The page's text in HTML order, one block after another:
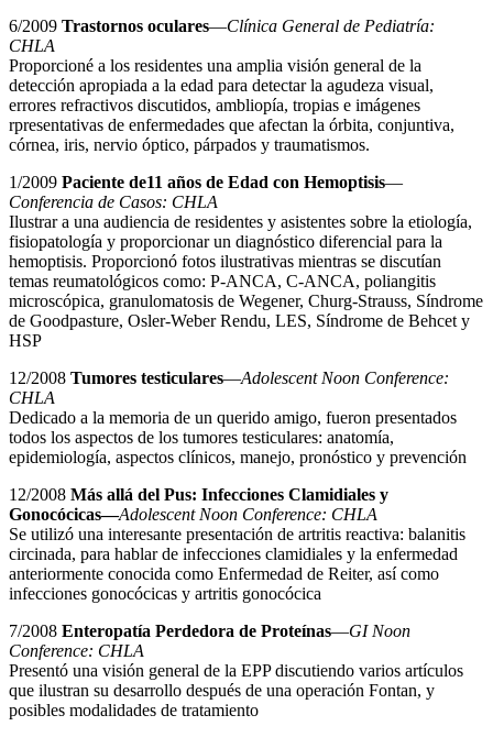
6/2009 Trastornos oculares—Clínica General de Pediatría:
CHLA
Proporcioné a los residentes una amplia visión general de la
detección apropiada a la edad para detectar la agudeza visual,
errores refractivos discutidos, ambliopía, tropias e imágenes
rpresentativas de enfermedades que afectan la órbita, conjuntiva,
córnea, iris, nervio óptico, párpados y traumatismos.
1/2009 Paciente de11 años de Edad con Hemoptisis—
Conferencia de Casos: CHLA
Ilustrar a una audiencia de residentes y asistentes sobre la etiología,
fisiopatología y proporcionar un diagnóstico diferencial para la
hemoptisis. Proporcionó fotos ilustrativas mientras se discutían
temas reumatológicos como: P-ANCA, C-ANCA, poliangitis
microscópica, granulomatosis de Wegener, Churg-Strauss, Síndrome
de Goodpasture, Osler-Weber Rendu, LES, Síndrome de Behcet y
HSP
12/2008 Tumores testiculares—Adolescent Noon Conference:
CHLA
Dedicado a la memoria de un querido amigo, fueron presentados
todos los aspectos de los tumores testiculares: anatomía,
epidemiología, aspectos clínicos, manejo, pronóstico y prevención
12/2008 Más allá del Pus: Infecciones Clamidiales y
Gonocócicas—Adolescent Noon Conference: CHLA
Se utilizó una interesante presentación de artritis reactiva: balanitis
circinada, para hablar de infecciones clamidiales y la enfermedad
anteriormente conocida como Enfermedad de Reiter, así como
infecciones gonocócicas y artritis gonocócica
7/2008 Enteropatía Perdedora de Proteínas—GI Noon
Conference: CHLA
Presentó una visión general de la EPP discutiendo varios artículos
que ilustran su desarrollo después de una operación Fontan, y
posibles modalidades de tratamiento